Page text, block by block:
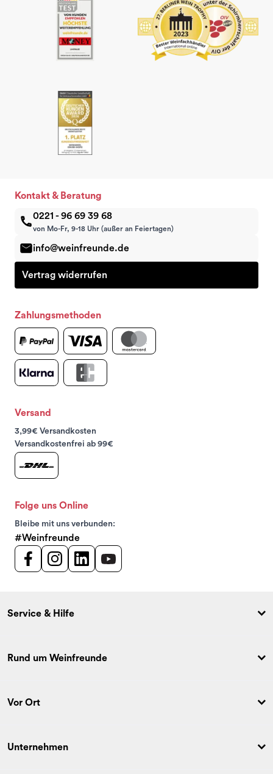
Kontakt & Beratung
0221 - 96 69 39 68
von Mo-Fr, 9-18 Uhr (außer an Feiertagen)
info@weinfreunde.de
Vertrag widerrufen
Zahlungsmethoden
Versand
3,99€ Versandkosten
Versandkostenfrei ab 99€
Folge uns Online
Bleibe mit uns verbunden:
#Weinfreunde
Service & Hilfe
Rund um Weinfreunde
Vor Ort
Unternehmen